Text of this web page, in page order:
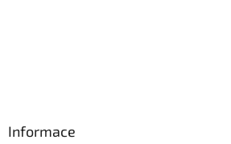
Informace